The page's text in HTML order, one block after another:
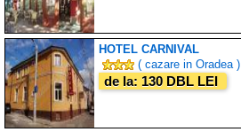
HOTEL CARNIVAL
( cazare in Oradea )
de la: 130 DBL LEI